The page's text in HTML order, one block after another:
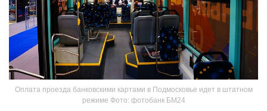
Оплата проезда банковскими картами в Подмосковье идет в штатном
режиме Фото: фотобанк БМ24